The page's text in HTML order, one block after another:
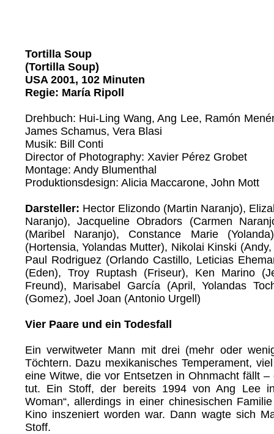
Tortilla Soup
(Tortilla Soup)
USA 2001, 102 Minuten
Regie: María Ripoll
Drehbuch: Hui-Ling Wang, Ang Lee, Ramón
James Schamus, Vera Blasi
Musik: Bill Conti
Director of Photography: Xavier Pérez Grobet
Montage: Andy Blumenthal
Produktionsdesign: Alicia Maccarone, John Mott
Darsteller: Hector Elizondo (Martin Naranjo),
Naranjo), Jacqueline Obradors (Carmen
(Maribel Naranjo), Constance Marie
(Hortensia, Yolandas Mutter), Nikolai Kinski
Paul Rodriguez (Orlando Castillo, Leticias
(Eden), Troy Ruptash (Friseur), Ken Marino
Freund), Marisabel García (April, Yolandas
(Gomez), Joel Joan (Antonio Urgell)
Vier Paare und ein Todesfall
Ein verwitweter Mann mit drei (mehr oder
Töchtern. Dazu mexikanisches Temperament,
eine Witwe, die vor Entsetzen in Ohnmacht fällt
tut. Ein Stoff, der bereits 1994 von Ang Lee
Woman“, allerdings in einer chinesischen
Kino inszeniert worden war. Dann wagte sich
Stoff.